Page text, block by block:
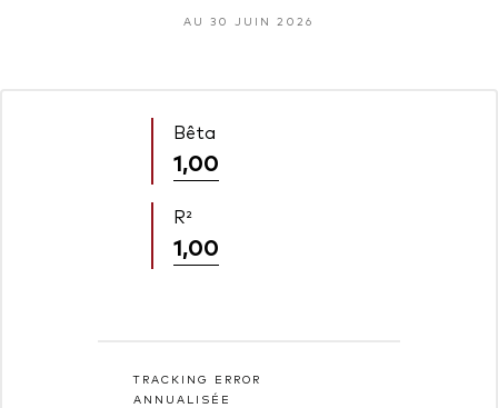
AU 30 JUIN 2026
Bêta
1,00
R²
1,00
TRACKING ERROR
ANNUALISÉE